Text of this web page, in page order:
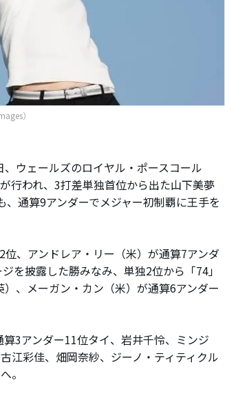
）
ウェールズのロイヤル・ポースコール
行われ、3打差単独首位から出た山下美夢
通算9アンダーでメジャー初制覇に王手を
、アンドレア・リー（米）が通算7アンダ
を披露した勝みなみ、単独2位から「74」
、メーガン・カン（米）が通算6アンダー
3アンダー11位タイ、岩井千怜、ミンジ
江彩佳、畑岡奈紗、ジーノ・ティティクル
。